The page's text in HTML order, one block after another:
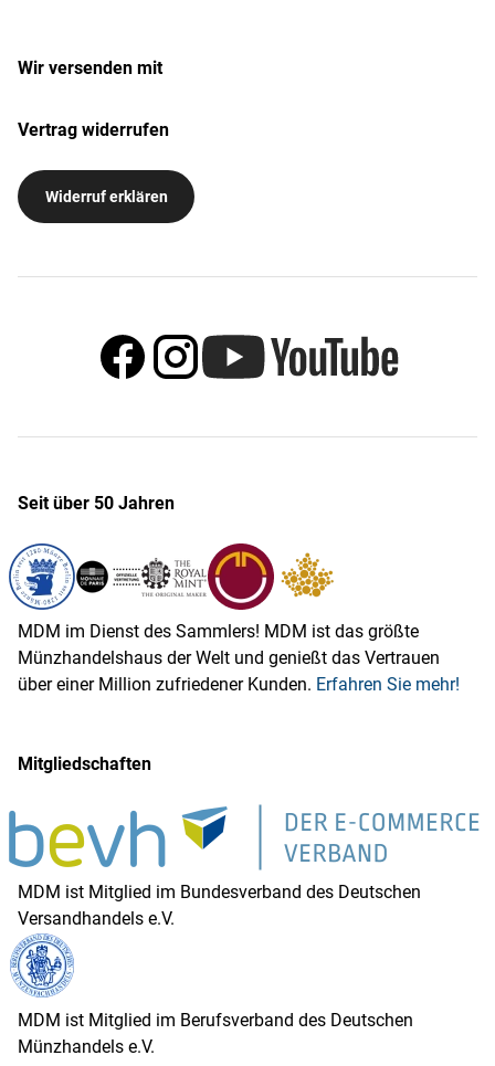
Wir versenden mit
Vertrag widerrufen
Widerruf erklären
Seit über 50 Jahren
MDM im Dienst des Sammlers! MDM ist das größte
Münzhandelshaus der Welt und genießt das Vertrauen
über einer Million zufriedener Kunden. Erfahren Sie mehr!
Mitgliedschaften
MDM ist Mitglied im Bundesverband des Deutschen
Versandhandels e.V.
MDM ist Mitglied im Berufsverband des Deutschen
Münzhandels e.V.